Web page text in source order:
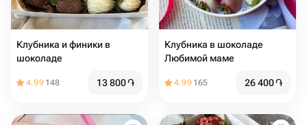
Клубника и финики в
шоколаде
4.99 148 13 800֏
Клубника в шоколаде
Любимой маме
4.99 165 26 400֏